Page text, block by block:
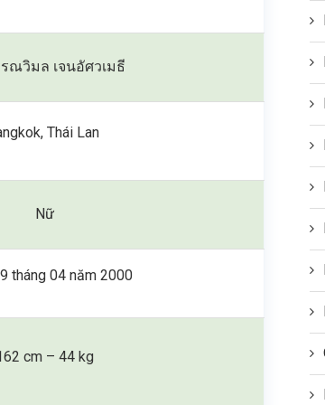
ณวิมล เจนอัศวเมธี
Thái Lan
Nữ
tháng 04 năm 2000
cm – 44 kg